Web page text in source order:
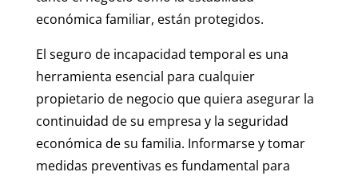
económica familiar, están protegidos.
El seguro de incapacidad temporal es una
herramienta esencial para cualquier
propietario de negocio que quiera asegurar la
continuidad de su empresa y la seguridad
económica de su familia. Informarse y tomar
medidas preventivas es fundamental para